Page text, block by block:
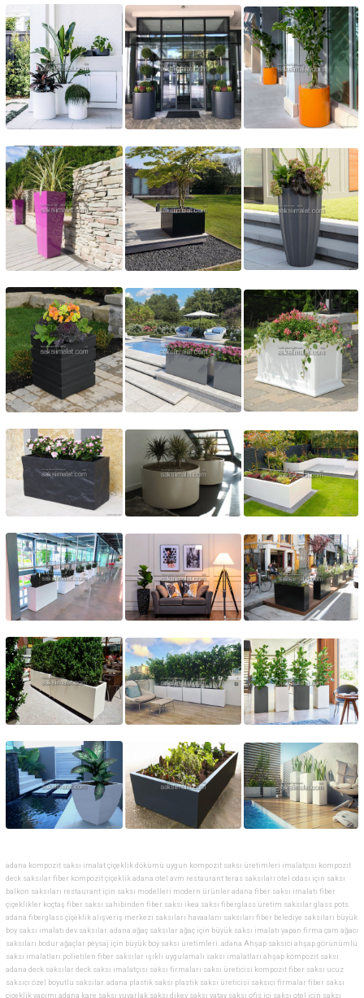
adana kompozit saksı imalat çiçeklik dökümü uygun kompozit saksı üretimleri imalatçısı kompozit
deck saksılar fiber kompozit çiçeklik adana otel avm restaurant teras saksıları otel odası için saksı
balkon saksıları restaurant için saksı modelleri modern ürünler adana fiber saksı imalatı fiber
çiçeklikler koçtaş fiber saksı sahibinden fiber saksı ikea saksı fiberglass üretim saksılar glass pots
adana fiberglass çiçeklik alışveriş merkezi saksıları havaalanı saksıları fiber belediye saksıları büyük
boy saksı imalatı dev saksılar. adana ağaç saksılar ağaç için büyük saksı imalatı yapan firma çam ağacı
saksıları bodur ağaçlar peysaj için büyük boy saksı üretimleri. adana Ahşap saksıcı ahşap görünümlü
saksı imalatları polietilen fiber saksılar ışıklı uygulamalı saksı imalatları ahşap kompozit saksı.
adana deck saksılar deck saksı imalatçısı saksı firmaları saksı üreticisi kompozit fiber saksı ucuz
saksıcı özel boyutlu saksılar. adana plastik saksı plastik saksı üreticisi saksıcı firmalar fiber saksı
çiçeklik yapımı adana kare saksı yuvarlak saksı dikey saksı yatay saksı ofis içi saksı otel için saksı